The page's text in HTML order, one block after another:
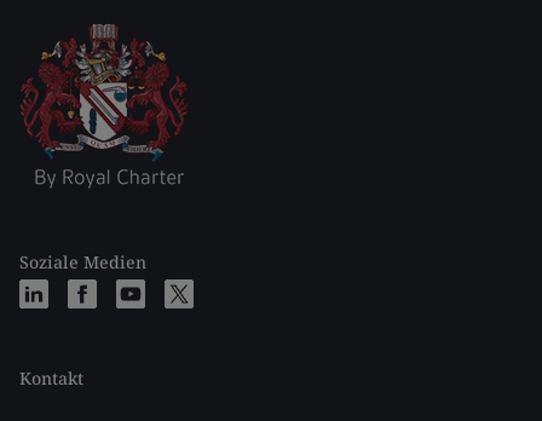
Soziale Medien
Kontakt